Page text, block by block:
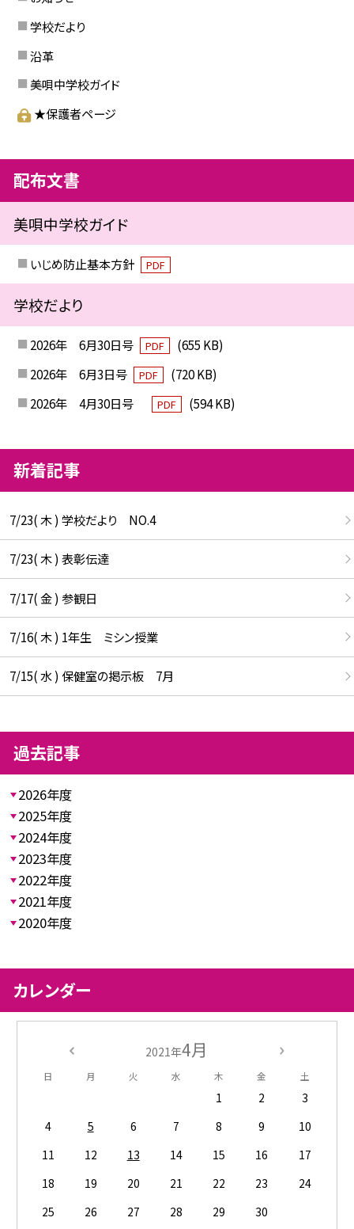
学校だより
沿革
美唄中学校ガイド
★保護者ページ
配布文書
美唄中学校ガイド
いじめ防止基本方針 PDF
学校だより
2026年 6月30日号 PDF
(655 KB)
2026年 6月3日号
PDF
(720 KB)
2026年 4月30日号
PDF (594 KB)
新着記事
7/23( 木 ) 学校だより NO.4
7/23( 木 ) 表彰伝達
7/17( 金 ) 参観日
7/16( 木 ) 1年生 ミシン授業
7/15( 水 ) 保健室の掲示板 7月
過去記事
2026年度
2025年度
2024年度
2023年度
2022年度
2021年度
2020年度
カレンダー
2021年4月
日 月 火 水 木 金 土
1 2
3
4
5 6 7 8 9
10
11
12 13 14 15 16
17
18
19 20 21 22 23
24
25
26 27 28 29 30